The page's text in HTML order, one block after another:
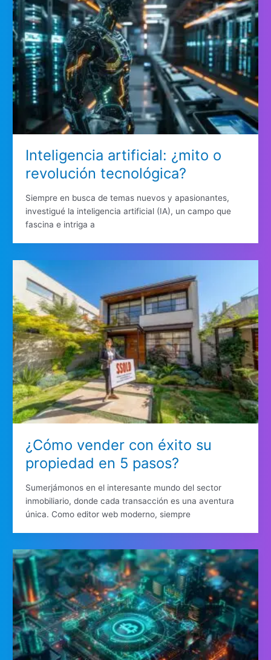
Inteligencia artificial: ¿mito o
revolución tecnológica?
Siempre en busca de temas nuevos y apasionantes,
investigué la inteligencia artificial (IA), un campo que
fascina e intriga a
¿Cómo vender con éxito su
propiedad en 5 pasos?
Sumerjámonos en el interesante mundo del sector
inmobiliario, donde cada transacción es una aventura
única. Como editor web moderno, siempre